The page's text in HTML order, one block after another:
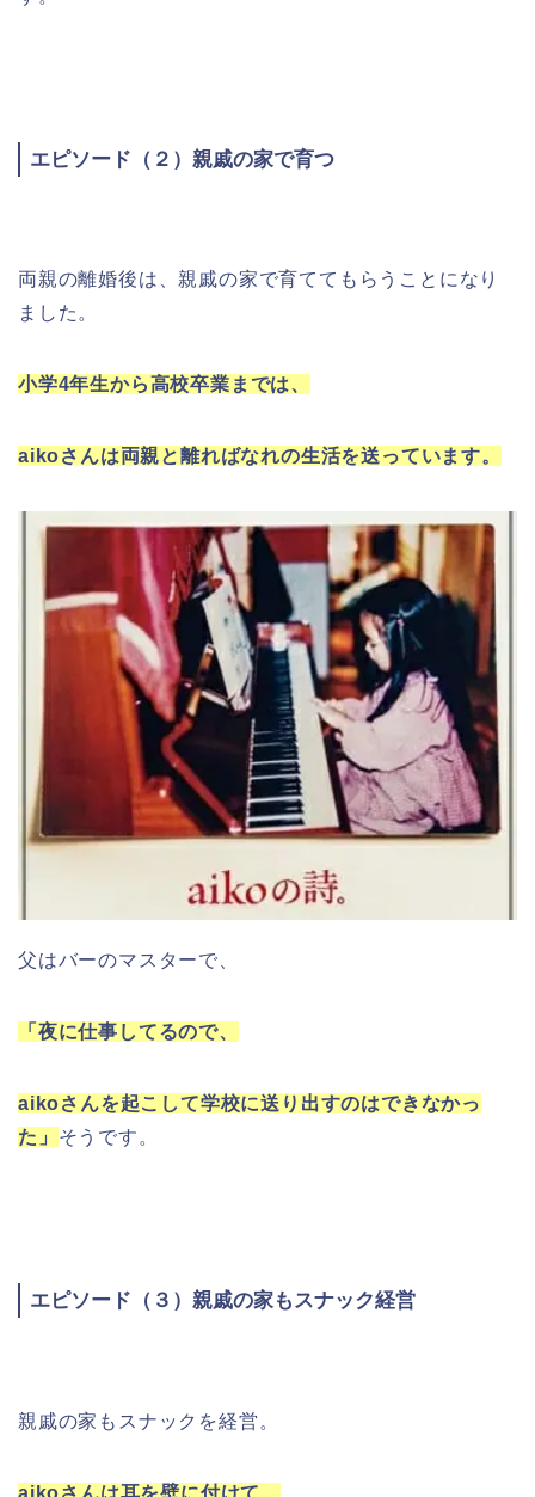
エピソード（２）親戚の家で育つ
両親の離婚後は、親戚の家で育ててもらうことになり
ました。
小学4年生から高校卒業までは、
aikoさんは両親と離ればなれの生活を送っています。
父はバーのマスターで、
「夜に仕事してるので、
aikoさんを起こして学校に送り出すのはできなかっ
た」 そうです。
エピソード（３）親戚の家もスナック経営
親戚の家もスナックを経営。
aikoさんは耳を壁に付けて、